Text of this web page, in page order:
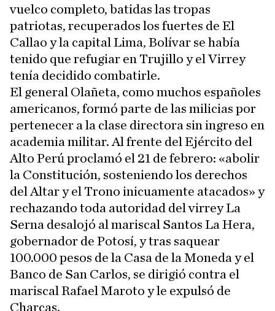
vuelco completo, batidas las tropas
patriotas, recuperados los fuertes de El
Callao y la capital Lima, Bolívar se había
tenido que refugiar en Trujillo y el Virrey
tenía decidido combatirle.
El general Olañeta, como muchos españoles
americanos, formó parte de las milicias por
pertenecer a la clase directora sin ingreso en
academia militar. Al frente del Ejército del
Alto Perú proclamó el 21 de febrero: «abolir
la Constitución, sosteniendo los derechos
del Altar y el Trono inicuamente atacados» y
rechazando toda autoridad del virrey La
Serna desalojó al mariscal Santos La Hera,
gobernador de Potosí, y tras saquear
100.000 pesos de la Casa de la Moneda y el
Banco de San Carlos, se dirigió contra el
mariscal Rafael Maroto y le expulsó de
Charcas.